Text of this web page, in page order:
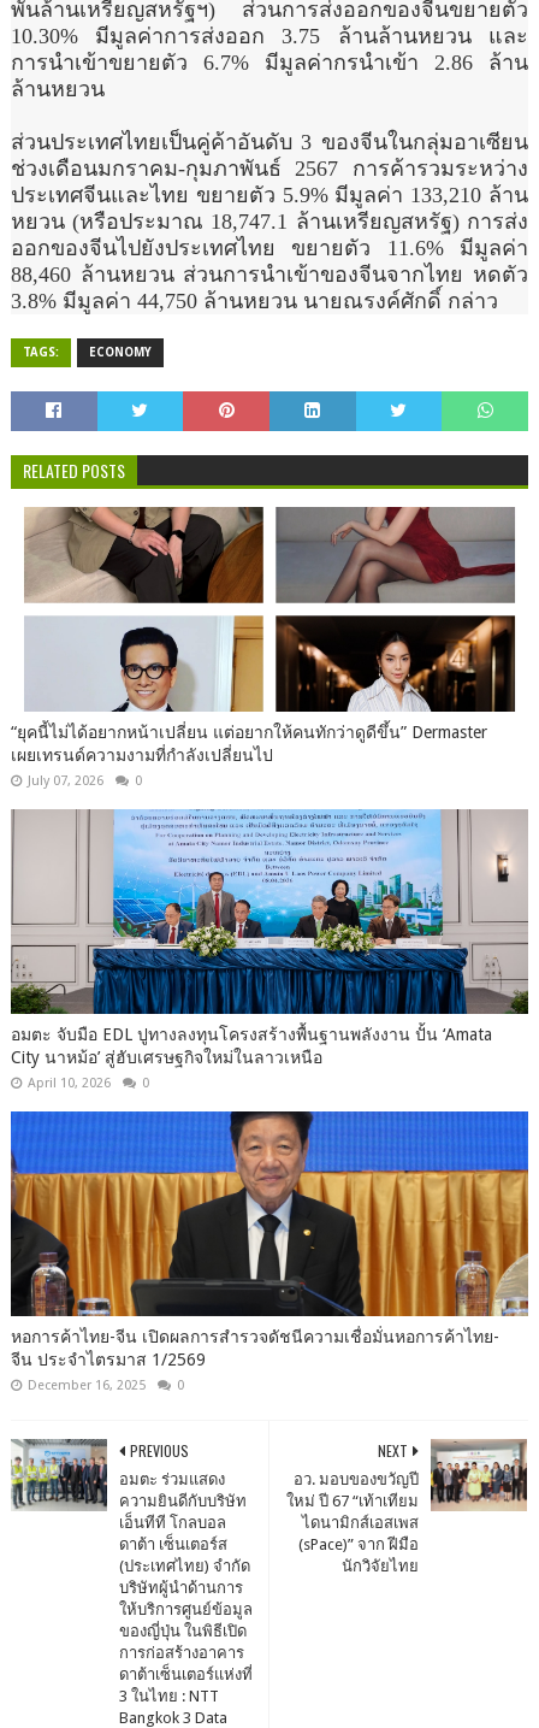
พันล้านเหรียญสหรัฐฯ) ส่วนการส่งออกของจีนขยายตัว
10.30% มีมูลค่าการส่งออก 3.75 ล้านล้านหยวน และ
การนำเข้าขยายตัว 6.7% มีมูลค่ากรนำเข้า 2.86 ล้าน
ล้านหยวน
ส่วนประเทศไทยเป็นคู่ค้าอันดับ 3 ของจีนในกลุ่มอาเซียน
ช่วงเดือนมกราคม-กุมภาพันธ์ 2567 การค้ารวมระหว่าง
ประเทศจีนและไทย ขยายตัว 5.9% มีมูลค่า 133,210 ล้าน
หยวน (หรือประมาณ 18,747.1 ล้านเหรียญสหรัฐ) การส่ง
ออกของจีนไปยังประเทศไทย ขยายตัว 11.6% มีมูลค่า
88,460 ล้านหยวน ส่วนการนำเข้าของจีนจากไทย หดตัว
3.8% มีมูลค่า 44,750 ล้านหยวน นายณรงค์ศักดิ์ กล่าว
TAGS: ECONOMY
RELATED POSTS
“ยุคนี้ไม่ได้อยากหน้าเปลี่ยน แต่อยากให้คนทักว่าดูดีขึ้น” Dermaster
เผยเทรนด์ความงามที่กำลังเปลี่ยนไป
July 07, 2026 0
อมตะ จับมือ EDL ปูทางลงทุนโครงสร้างพื้นฐานพลังงาน ปั้น ‘Amata
City นาหม้อ’ สู่ฮับเศรษฐกิจใหม่ในลาวเหนือ
April 10, 2026 0
หอการค้าไทย-จีน เปิดผลการสำรวจดัชนีความเชื่อมั่นหอการค้าไทย-
จีน ประจำไตรมาส 1/2569
December 16, 2025 0
NEXT
อว. มอบของขวัญปี
ใหม่ ปี 67 “เท้าเทียม
ไดนามิกส์เอสเพส
(sPace)” จาก ฝีมือ
นักวิจัยไทย
PREVIOUS
อมตะ ร่วมแสดง
ความยินดีกับบริษัท
เอ็นทีที โกลบอล
ดาต้า เซ็นเตอร์ส
(ประเทศไทย) จำกัด
บริษัทผู้นำด้านการ
ให้บริการศูนย์ข้อมูล
ของญี่ปุ่น ในพิธีเปิด
การก่อสร้างอาคาร
ดาต้าเซ็นเตอร์แห่งที่
3 ในไทย : NTT
Bangkok 3 Data